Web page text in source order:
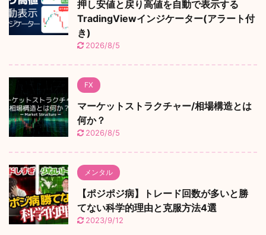
押し安値と戻り高値を自動で表示する
TradingViewインジケーター(アラート付
き)
2026/8/5
FX
マーケットストラクチャー/相場構造とは
何か？
2026/8/5
メンタル
【ポジポジ病】トレード回数が多いと勝
てない科学的理由と克服方法4選
2023/9/12